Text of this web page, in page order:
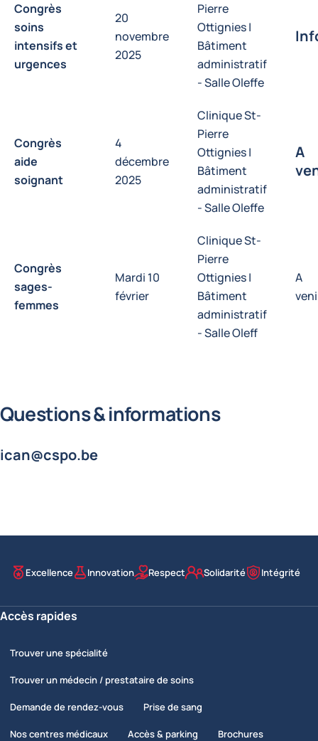
Congrès
soins
intensifs et
urgences
20
novembre
2025
Pierre
Ottignies |
Bâtiment
administratif
- Salle Oleffe
Congrès
aide
soignant
4
décembre
2025
Clinique St-
Pierre
Ottignies |
Bâtiment
administratif
- Salle Oleffe
A
Congrès
sages-
femmes
Mardi 10
février
Clinique St-
Pierre
Ottignies |
Bâtiment
administratif
- Salle Oleff
A
Questions & informations
ican@cspo.be
Nos valeurs
Excellence Innovation Respect Solidarité Intégrité
Accès rapides
Trouver une spécialité
Trouver un médecin / prestataire de soins
Demande de rendez-vous Prise de sang
Nos centres médicaux Accès & parking Brochures